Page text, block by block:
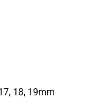
18, 19mm